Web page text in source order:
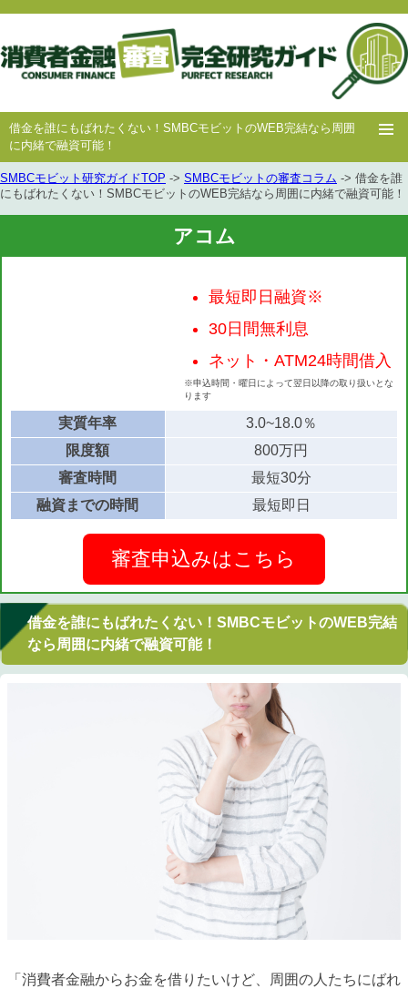
借金を誰にもばれたくない！SMBCモビットのWEB完結なら周囲
に内緒で融資可能！
ホー
ム
消費者
金融
中小消費者
金融
キャッシング
審査
キャッシング
豆知識
SMBCモビット研究ガイドTOP -> SMBCモビットの審査コラム -> 借金を誰
にもばれたくない！SMBCモビットのWEB完結なら周囲に内緒で融資可能！
アコム
最短即日融資※
30日間無利息
ネット・ATM24時間借入
※申込時間・曜日によって翌日以降の取り扱いとな
ります
実質年率
3.0~18.0％
限度額
800万円
審査時間
最短30分
融資までの時間
最短即日
審査申込みはこちら
借金を誰にもばれたくない！SMBCモビットのWEB完結
なら周囲に内緒で融資可能！
「消費者金融からお金を借りたいけど、周囲の人たちにばれ